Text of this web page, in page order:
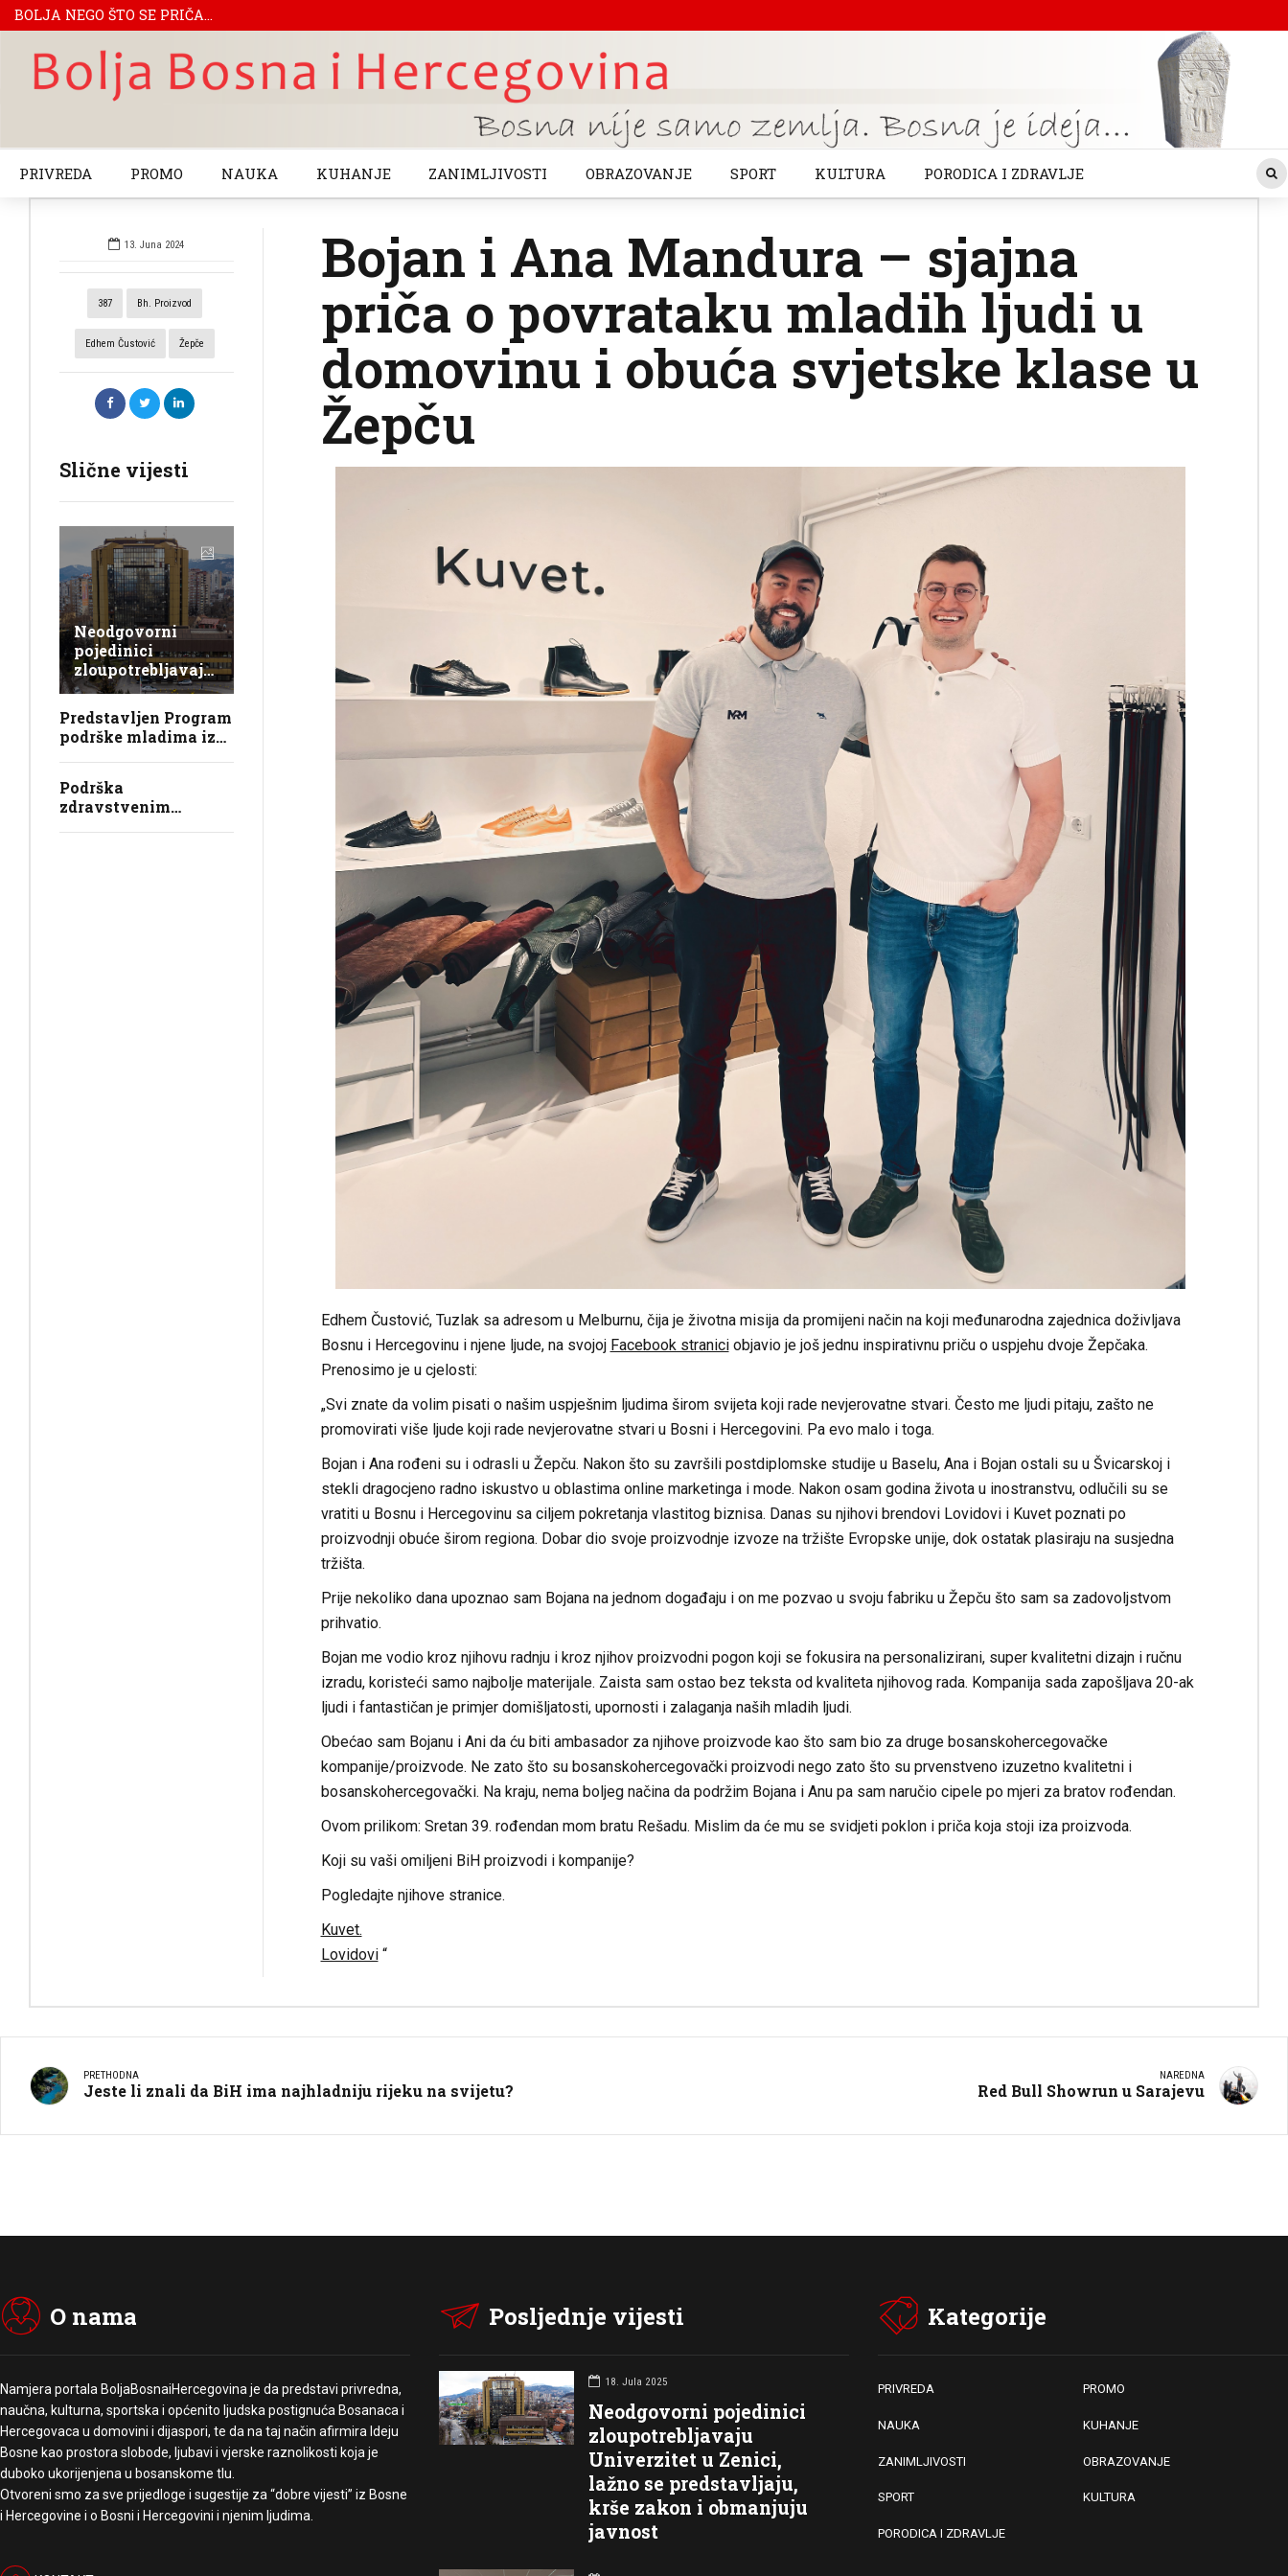
BOLJA NEGO ŠTO SE PRIČA...
PRIVREDA PROMO NAUKA KUHANJE ZANIMLJIVOSTI OBRAZOVANJE SPORT KULTURA PORODICA I ZDRAVLJE
13. Juna 2024
387 Bh. Proizvod
Edhem Čustović Žepče
Slične vijesti
Neodgovorni
pojedinici
zloupotrebljavaju
Univerzitet u
Zenici, lažno se
predstavljaju,
krše zakon i
obmanjuju
javnost
Predstavljen Program
podrške mladima iz
Podrška
zdravstvenim
Bojan i Ana Mandura – sjajna
priča o povrataku mladih ljudi u
domovinu i obuća svjetske klase u
Žepču
Edhem Čustović, Tuzlak sa adresom u Melburnu, čija je životna misija da promijeni način na koji međunarodna zajednica doživljava
Bosnu i Hercegovinu i njene ljude, na svojoj Facebook straniciobjavio je još jednu inspirativnu priču o uspjehu dvoje Žepčaka.
Prenosimo je u cjelosti:
„Svi znate da volim pisati o našim uspješnim ljudima širom svijeta koji rade nevjerovatne stvari. Često me ljudi pitaju, zašto ne
promovirati više ljude koji rade nevjerovatne stvari u Bosni i Hercegovini. Pa evo malo i toga.
Bojan i Ana rođeni su i odrasli u Žepču. Nakon što su završili postdiplomske studije u Baselu, Ana i Bojan ostali su u Švicarskoj i
stekli dragocjeno radno iskustvo u oblastima online marketinga i mode. Nakon osam godina života u inostranstvu, odlučili su se
vratiti u Bosnu i Hercegovinu sa ciljem pokretanja vlastitog biznisa. Danas su njihovi brendovi Lovidovi i Kuvet poznati po
proizvodnji obuće širom regiona. Dobar dio svoje proizvodnje izvoze na tržište Evropske unije, dok ostatak plasiraju na susjedna
tržišta.
Prije nekoliko dana upoznao sam Bojana na jednom događaju i on me pozvao u svoju fabriku u Žepču što sam sa zadovoljstvom
prihvatio.
Bojan me vodio kroz njihovu radnju i kroz njihov proizvodni pogon koji se fokusira na personalizirani, super kvalitetni dizajn i ručnu
izradu, koristeći samo najbolje materijale. Zaista sam ostao bez teksta od kvaliteta njihovog rada. Kompanija sada zapošljava 20-ak
ljudi i fantastičan je primjer domišljatosti, upornosti i zalaganja naših mladih ljudi.
Obećao sam Bojanu i Ani da ću biti ambasador za njihove proizvode kao što sam bio za druge bosanskohercegovačke
kompanije/proizvode. Ne zato što su bosanskohercegovački proizvodi nego zato što su prvenstveno izuzetno kvalitetni i
bosanskohercegovački. Na kraju, nema boljeg načina da podržim Bojana i Anu pa sam naručio cipele po mjeri za bratov rođendan.
Ovom prilikom: Sretan 39. rođendan mom bratu Rešadu. Mislim da će mu se svidjeti poklon i priča koja stoji iza proizvoda.
Koji su vaši omiljeni BiH proizvodi i kompanije?
Pogledajte njihove stranice.
Kuvet.
Lovidovi“
PRETHODNA
Jeste li znali da BiH ima najhladniju rijeku na svijetu?
NAREDNA
Red Bull Showrun u Sarajevu
O nama
Namjera portala BoljaBosnaiHercegovina je da predstavi privredna,
naučna, kulturna, sportska i općenito ljudska postignuća Bosanaca i
Hercegovaca u domovini i dijaspori, te da na taj način afirmira Ideju
Bosne kao prostora slobode, ljubavi i vjerske raznolikosti koja je
duboko ukorijenjena u bosanskome tlu.
Otvoreni smo za sve prijedloge i sugestije za “dobre vijesti” iz Bosne
i Hercegovine i o Bosni i Hercegovini i njenim ljudima.
Posljednje vijesti
18. Jula 2025
Neodgovorni pojedinici
zloupotrebljavaju
Univerzitet u Zenici,
lažno se predstavljaju,
krše zakon i obmanjuju
javnost
Kategorije
PRIVREDA PROMO
NAUKA KUHANJE
ZANIMLJIVOSTI OBRAZOVANJE
SPORT KULTURA
PORODICA I ZDRAVLJE